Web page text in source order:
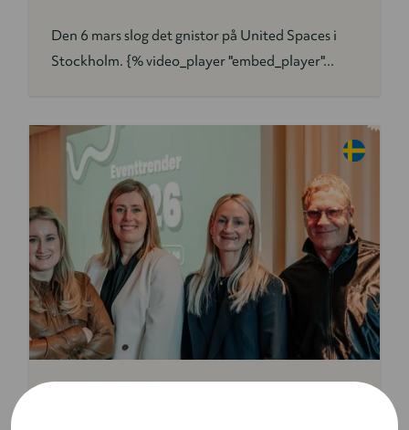
Den 6 mars slog det gnistor på United Spaces i
Stockholm. {% video_player "embed_player"...